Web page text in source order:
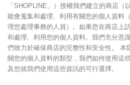
「SHOPLINE」）授權我們建立的商店（
能會蒐集和處理、利用有關您的個人資料
理您處理事務的人員）。如果您在商店上
和處理、利用您的個人資料。我們充分意
們致力於確保商店的完整性和安全性。 本
關您的個人資料的類型，我們如何使用這
及您就我們使用這些資訊的可行選擇。